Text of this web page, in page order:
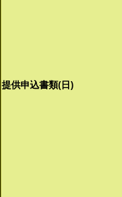
提供申込書類(日)